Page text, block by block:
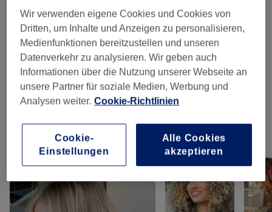
Damen - Coloration & Schnitt | Ladies -
Coloration & Haircut
)
ab 15 €
Herren - Haarschnitt & Styling | Men -
Haircut & Styling ( 2)
ab 20 €
Extras (1)
Unsere Arbeit
Bild anklicken für weitere Details
Wir verwenden eigene Cookies und Cookies von
Dritten, um Inhalte und Anzeigen zu personalisieren,
Medienfunktionen bereitzustellen und unseren
Datenverkehr zu analysieren. Wir geben auch
Informationen über die Nutzung unserer Webseite an
unsere Partner für soziale Medien, Werbung und
Analysen weiter. Cookie-Richtlinien
Cookie-
Einstellungen
Alle Cookies
akzeptieren